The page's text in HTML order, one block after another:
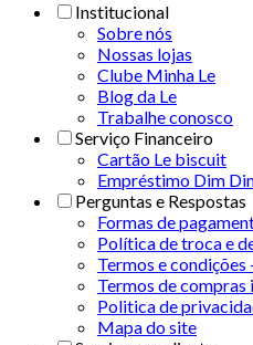
Institucional
Sobre nós
Nossas lojas
Clube Minha Le
Blog da Le
Trabalhe conosco
Serviço Financeiro
Cartão Le biscuit
Empréstimo Dim
Perguntas e Respostas
Formas de
Política de troca e
Termos e
Termos de compras
Politica de
Mapa do site